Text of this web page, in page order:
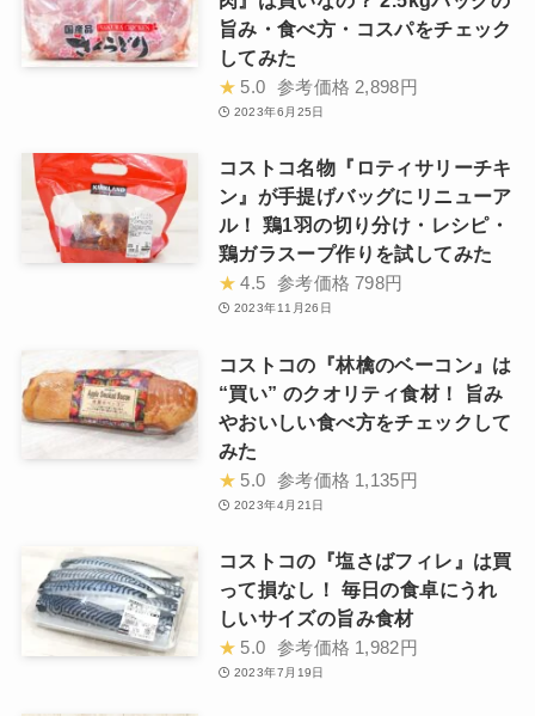
旨み・食べ方・コスパをチェック
してみた
★ 5.0 参考価格 2,898円
2023年6月25日
コストコ名物『ロティサリーチキ
ン』が手提げバッグにリニューア
ル！ 鶏1羽の切り分け・レシピ・
鶏ガラスープ作りを試してみた
★ 4.5 参考価格 798円
2023年11月26日
コストコの『林檎のベーコン』は
“買い” のクオリティ食材！ 旨み
やおいしい食べ方をチェックして
みた
★ 5.0 参考価格 1,135円
2023年4月21日
コストコの『塩さばフィレ』は買
って損なし！ 毎日の食卓にうれ
しいサイズの旨み食材
★ 5.0 参考価格 1,982円
2023年7月19日